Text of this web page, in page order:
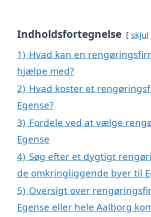
Indholdsfortegnelse skjul
1) Hvad kan en
hjælpe med?
2) Hvad koster et
Egense?
3) Fordele ved at vælge
Egense
4) Søg efter et dygtigt
de omkringliggende byer til
5) Oversigt over
Egense eller hele Aalborg